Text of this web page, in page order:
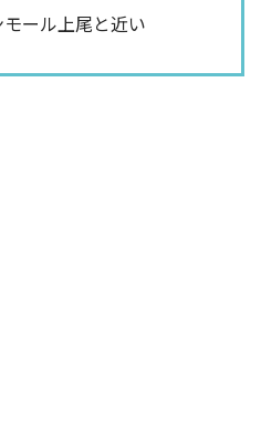
ール上尾と近い